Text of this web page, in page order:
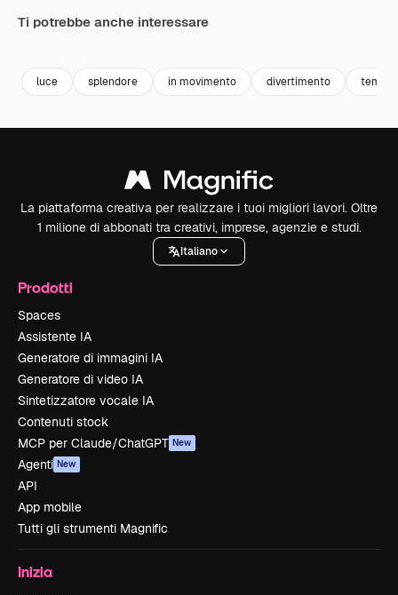
Ti potrebbe anche interessare
luce splendore in movimento divertimento tempo
La piattaforma creativa per realizzare i tuoi migliori lavori. Oltre
1 milione di abbonati tra creativi, imprese, agenzie e studi.
Italiano
Prodotti
Spaces
Assistente IA
Generatore di immagini IA
Generatore di video IA
Sintetizzatore vocale IA
Contenuti stock
MCP per Claude/ChatGPT New
Agenti New
API
App mobile
Tutti gli strumenti Magnific
Inizia